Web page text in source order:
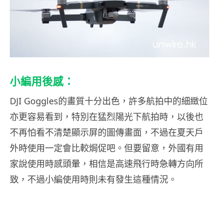
小編用後感：
DJI Goggles的畫質十分出色，許多航拍中的細緻位
亦更容易看到，特別在猛烈陽光下航拍時，以後也
不再怕看不清楚顯示屏的圖傳畫面，不過在夏天戶
外時使用一定會比較焗促吧。但要留意，外國有用
家說使用時感頭暈，相信是高速飛行時急轉方向所
致，不過小編使用時則未有發生這種情況。